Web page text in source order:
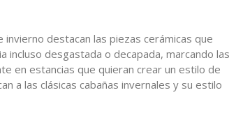
destacan las piezas cerámicas que
incluso desgastada o decapada, marcando las
en estancias que quieran crear un estilo de
a las clásicas cabañas invernales y su estilo